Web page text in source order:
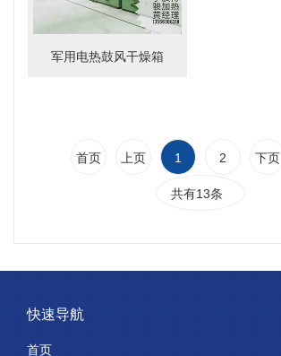
军用电热鼓风干燥箱
首页 上页 1 2 下页
共有13条
快速导航
首页